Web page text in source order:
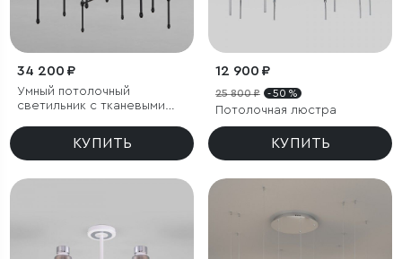
34 200 ₽
Умный потолочный
светильник с тканевыми
КУПИТЬ
12 900 ₽
25 800 ₽ - 50 %
Потолочная люстра
КУПИТЬ